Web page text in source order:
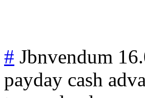
# Jbnvendum
payday cash